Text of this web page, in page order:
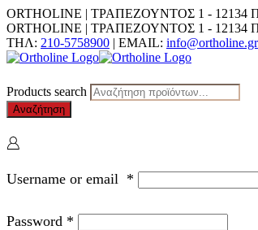
ORTHOLINE | ΤΡΑΠΕΖΟΥΝΤΟΣ 1 - 12134
ORTHOLINE | ΤΡΑΠΕΖΟΥΝΤΟΣ 1 - 12134
ΤΗΛ: 210-5758900 | EMAIL: info@ortholine.gr
Products search
Αναζήτηση
Username or email *
Password *